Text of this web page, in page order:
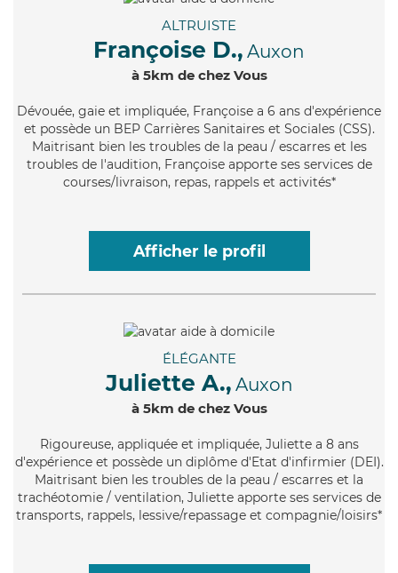
ALTRUISTE
Françoise D., Auxon
à 5km de chez Vous
Dévouée, gaie et impliquée, Françoise a 6 ans d'expérience
et possède un BEP Carrières Sanitaires et Sociales (CSS).
Maitrisant bien les troubles de la peau / escarres et les
troubles de l'audition, Françoise apporte ses services de
courses/livraison, repas, rappels et activités*
Afficher le profil
ÉLÉGANTE
Juliette A., Auxon
à 5km de chez Vous
Rigoureuse, appliquée et impliquée, Juliette a 8 ans
d'expérience et possède un diplôme d'Etat d'infirmier (DEI).
Maitrisant bien les troubles de la peau / escarres et la
trachéotomie / ventilation, Juliette apporte ses services de
transports, rappels, lessive/repassage et compagnie/loisirs*